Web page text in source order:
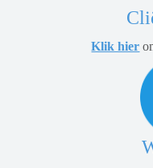
Klik hier